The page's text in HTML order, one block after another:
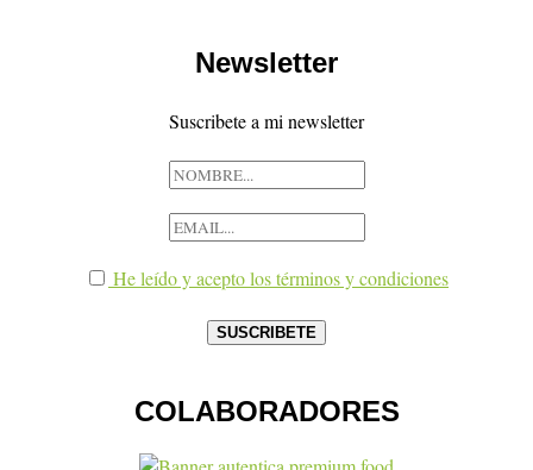
Newsletter
Suscribete a mi newsletter
He leído y acepto los términos y condiciones
COLABORADORES